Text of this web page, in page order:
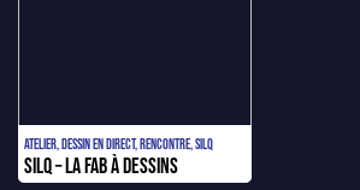
Atelier, Dessin en direct, Rencontre, SILQ
SILQ – La FAB à dessins